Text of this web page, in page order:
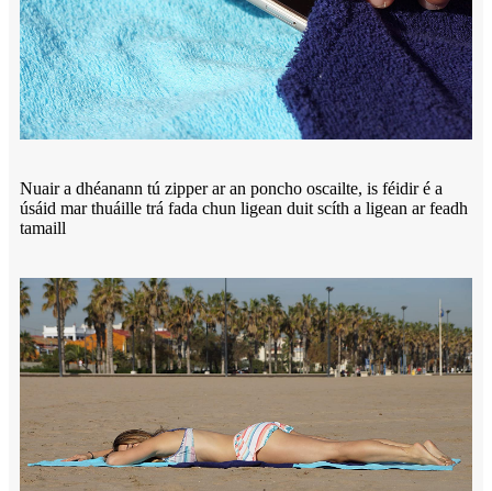
Nuair a dhéanann tú zipper ar an poncho oscailte, is féidir é a
úsáid mar thuáille trá fada chun ligean duit scíth a ligean ar feadh
tamaill